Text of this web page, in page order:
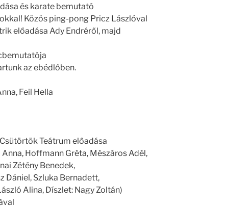
és karate bemutató
Közös ping-pong Pricz Lászlóval
előadása Ady Endréről, majd
az ebédlőben.
Feil Hella
Teátrum előadása
Hoffmann Gréta, Mészáros Adél,
Zétény Benedek,
Dániel, Szluka Bernadett,
Alina, Díszlet: Nagy Zoltán)